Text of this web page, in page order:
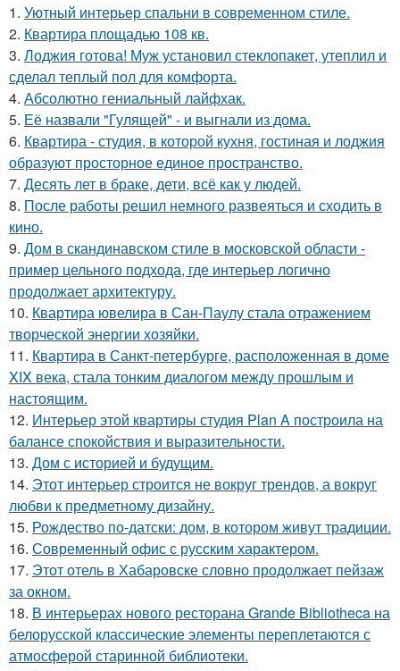
1. Уютный интерьер спальни в современном стиле.
2. Квартира площадью 108 кв.
3. Лоджия готова! Муж установил стеклопакет, утеплил и
сделал теплый пол для комфорта.
4. Абсолютно гениальный лайфхак.
5. Её назвали "Гулящей" - и выгнали из дома.
6. Квартира - студия, в которой кухня, гостиная и лоджия
образуют просторное единое пространство.
7. Десять лет в браке, дети, всё как у людей.
8. После работы решил немного развеяться и сходить в
кино.
9. Дом в скандинавском стиле в московской области -
пример цельного подхода, где интерьер логично
продолжает архитектуру.
10. Квартира ювелира в Сан-Паулу стала отражением
творческой энергии хозяйки.
11. Квартира в Санкт-петербурге, расположенная в доме
XIX века, стала тонким диалогом между прошлым и
настоящим.
12. Интерьер этой квартиры студия Plan A построила на
балансе спокойствия и выразительности.
13. Дом с историей и будущим.
14. Этот интерьер строится не вокруг трендов, а вокруг
любви к предметному дизайну.
15. Рождество по-датски: дом, в котором живут традиции.
16. Современный офис с русским характером.
17. Этот отель в Хабаровске словно продолжает пейзаж
за окном.
18. В интерьерах нового ресторана Grande Bibliotheca на
белорусской классические элементы переплетаются с
атмосферой старинной библиотеки.